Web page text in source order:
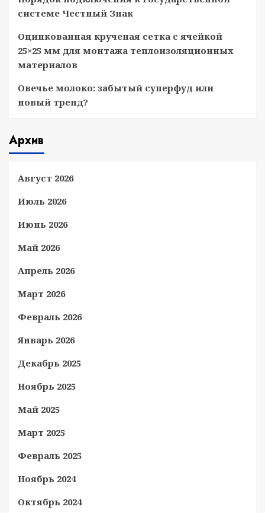
системе Честный Знак
Оцинкованная крученая сетка с ячейкой
25×25 мм для монтажа теплоизоляционных
материалов
Овечье молоко: забытый суперфуд или
новый тренд?
Архив
Август 2026
Июль 2026
Июнь 2026
Май 2026
Апрель 2026
Март 2026
Февраль 2026
Январь 2026
Декабрь 2025
Ноябрь 2025
Май 2025
Март 2025
Февраль 2025
Ноябрь 2024
Октябрь 2024